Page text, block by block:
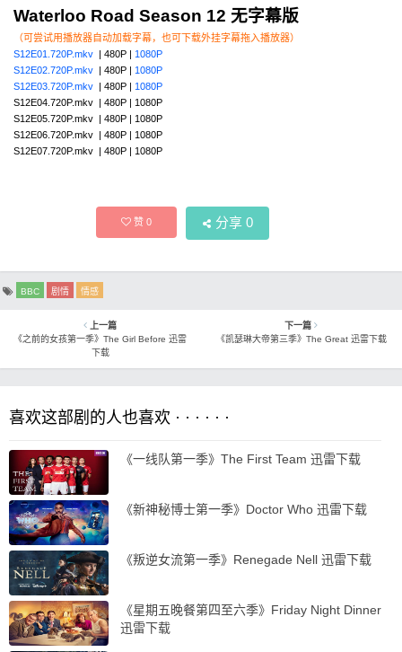
Waterloo Road Season 12 无字幕版
（可尝试用播放器自动加载字幕，也可下载外挂字幕拖入播放器）
S12E01.720P.mkv | 480P | 1080P
S12E02.720P.mkv | 480P | 1080P
S12E03.720P.mkv | 480P | 1080P
S12E04.720P.mkv | 480P | 1080P
S12E05.720P.mkv | 480P | 1080P
S12E06.720P.mkv | 480P | 1080P
S12E07.720P.mkv | 480P | 1080P
赞0 分享 0
BBC 剧情 情感
上一篇
《之前的女孩第一季》The Girl Before 迅雷
下载
下一篇
《凯瑟琳大帝第三季》The Great 迅雷下载
喜欢这部剧的人也喜欢 · · · · · ·
《一线队第一季》The First Team 迅雷下载
《新神秘博士第一季》Doctor Who 迅雷下载
《叛逆女流第一季》Renegade Nell 迅雷下载
《星期五晚餐第四至六季》Friday Night Dinner
迅雷下载